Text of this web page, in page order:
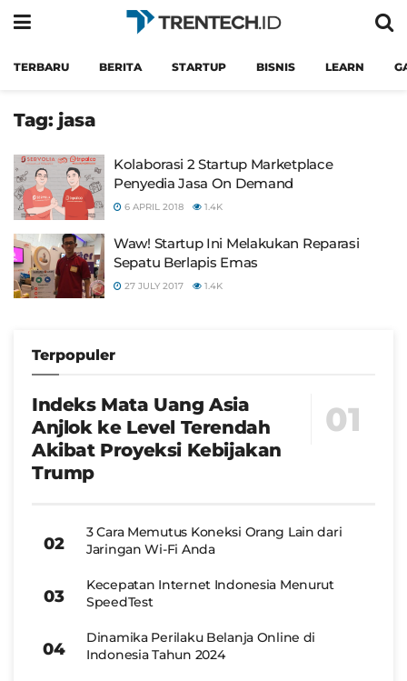
TERBARU BERITA STARTUP BISNIS LEARN
Tag: jasa
Kolaborasi 2 Startup Marketplace
Penyedia Jasa On Demand
6 APRIL 2018 1.4K
Waw! Startup Ini Melakukan Reparasi
Sepatu Berlapis Emas
27 JULY 2017 1.4K
Terpopuler
Indeks Mata Uang Asia
Anjlok ke Level Terendah
Akibat Proyeksi Kebijakan
Trump
3 Cara Memutus Koneksi Orang Lain dari
Jaringan Wi-Fi Anda
Kecepatan Internet Indonesia Menurut
SpeedTest
Dinamika Perilaku Belanja Online di
Indonesia Tahun 2024